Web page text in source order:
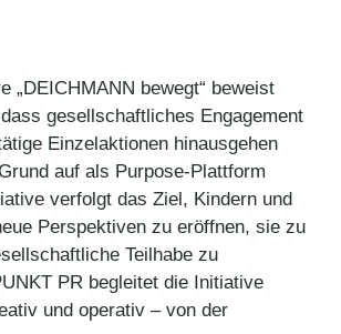
„DEICHMANN bewegt“ beweist
gesellschaftliches Engagement
Einzelaktionen hinausgehen
auf als Purpose-Plattform
verfolgt das Ziel, Kindern und
Perspektiven zu eröffnen, sie zu
Teilhabe zu
PR begleitet die Initiative
und operativ – von der